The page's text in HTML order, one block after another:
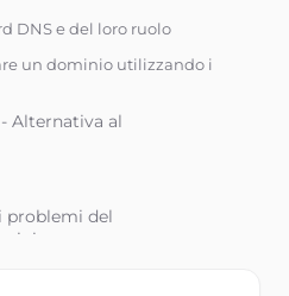
DNS e del loro ruolo
un dominio utilizzando i
Alternativa al
problemi del